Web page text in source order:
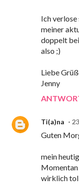
Ich
meiner
doppelt
also ;)
Liebe
Jenny
Ti(a)na
Guten
mein
Momentan
wirklich